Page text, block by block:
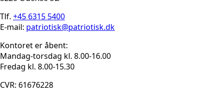
Tlf. +45 6315 5400
E-mail: patriotisk@patriotisk.dk
Kontoret er åbent:
Mandag-torsdag kl. 8.00-16.00
Fredag kl. 8.00-15.30
CVR: 61676228